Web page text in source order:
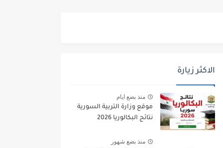
الاكثر زيارة
منذ بضع ايام
موقع وزارة التربية السورية
نتائج البكالوريا 2026
منذ بضع شهور